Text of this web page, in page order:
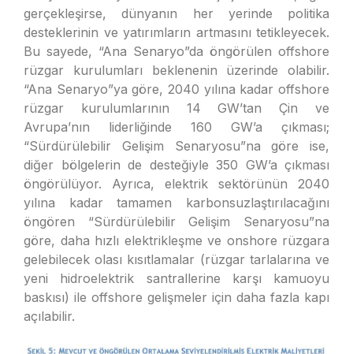
gerçekleşirse, dünyanın her yerinde politika
desteklerinin ve yatırımların artmasını tetikleyecek.
Bu sayede, “Ana Senaryo”da öngörülen offshore
rüzgar kurulumları beklenenin üzerinde olabilir.
“Ana Senaryo”ya göre, 2040 yılına kadar offshore
rüzgar kurulumlarının 14 GW’tan Çin ve
Avrupa’nın liderliğinde 160 GW’a çıkması;
“Sürdürülebilir Gelişim Senaryosu”na göre ise,
diğer bölgelerin de desteğiyle 350 GW’a çıkması
öngörülüyor. Ayrıca, elektrik sektörünün 2040
yılına kadar tamamen karbonsuzlaştırılacağını
öngören “Sürdürülebilir Gelişim Senaryosu”na
göre, daha hızlı elektrikleşme ve onshore rüzgara
gelebilecek olası kısıtlamalar (rüzgar tarlalarına ve
yeni hidroelektrik santrallerine karşı kamuoyu
baskısı) ile offshore gelişmeler için daha fazla kapı
açılabilir.